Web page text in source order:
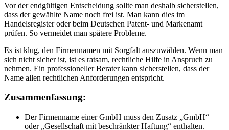
Vor der endgültigen Entscheidung sollte man deshalb sicherstellen,
dass der gewählte Name noch frei ist. Man kann dies im
Handelsregister oder beim Deutschen Patent- und Markenamt
prüfen. So vermeidet man spätere Probleme.
Es ist klug, den Firmennamen mit Sorgfalt auszuwählen. Wenn man
sich nicht sicher ist, ist es ratsam, rechtliche Hilfe in Anspruch zu
nehmen. Ein professioneller Berater kann sicherstellen, dass der
Name allen rechtlichen Anforderungen entspricht.
Zusammenfassung:
Der Firmenname einer GmbH muss den Zusatz „GmbH“
oder „Gesellschaft mit beschränkter Haftung“ enthalten.